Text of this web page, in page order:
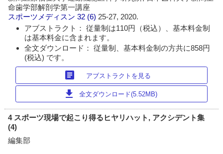
命歯学部解剖学第一講座
スポーツメディスン 32 (6) 25-27, 2020.
アブストラクト： 従量制は110円（税込）、基本料金制
は基本料金に含まれます。
全文ダウンロード： 従量制、基本料金制の方共に858円
(税込) です。
article アブストラクトを見る
download 全文ダウンロード(5.52MB)
4 スポーツ現場で起こり得るヒヤリハット, アクシデント集
(4)
編集部